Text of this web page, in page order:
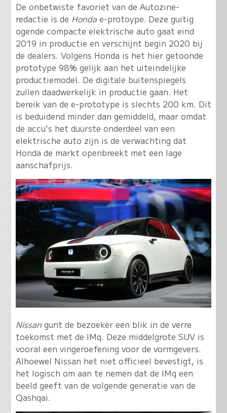
De onbetwiste favoriet van de Autozine-
redactie is de Hondae-protoype. Deze guitig
ogende compacte elektrische auto gaat eind
2019 in productie en verschijnt begin 2020 bij
de dealers. Volgens Honda is het hier getoonde
prototype 98% gelijk aan het uiteindelijke
productiemodel. De digitale buitenspiegels
zullen daadwerkelijk in productie gaan. Het
bereik van de e-prototype is slechts 200 km. Dit
is beduidend minder dan gemiddeld, maar omdat
de accu's het duurste onderdeel van een
elektrische auto zijn is de verwachting dat
Honda de markt openbreekt met een lage
aanschafprijs.
Nissangunt de bezoeker een blik in de verre
toekomst met de IMq. Deze middelgrote SUV is
vooral een vingeroefening voor de vormgevers.
Alhoewel Nissan het niet officieel bevestigt, is
het logisch om aan te nemen dat de IMq een
beeld geeft van de volgende generatie van de
Qashqai.